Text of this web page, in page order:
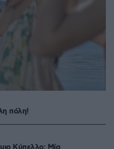
πόλη!